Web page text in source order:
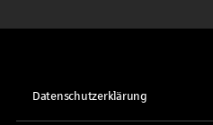
Datenschutzerklärung